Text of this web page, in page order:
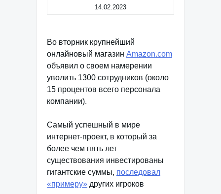
14.02.2023
Во вторник крупнейший
онлайновый магазин Amazon.com
объявил о своем намерении
уволить 1300 сотрудников (около
15 процентов всего персонала
компании).
Самый успешный в мире
интернет-проект, в который за
более чем пять лет
существования инвестированы
гигантские суммы, последовал
«примеру» других игроков